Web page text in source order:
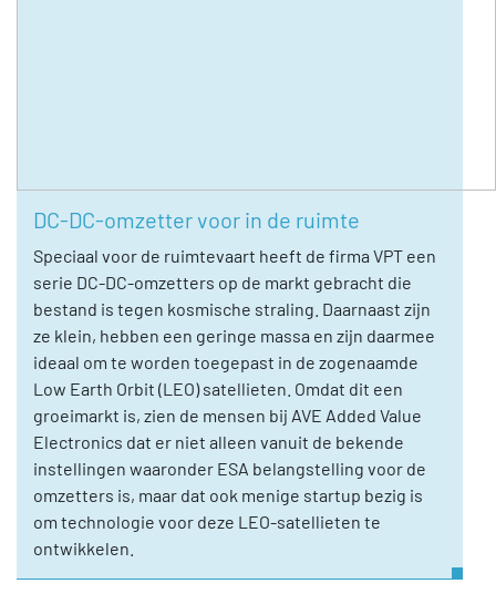
DC-DC-omzetter voor in de ruimte
Speciaal voor de ruimtevaart heeft de firma VPT een
serie DC-DC-omzetters op de markt gebracht die
bestand is tegen kosmische straling. Daarnaast zijn
ze klein, hebben een geringe massa en zijn daarmee
ideaal om te worden toegepast in de zogenaamde
Low Earth Orbit (LEO) satellieten. Omdat dit een
groeimarkt is, zien de mensen bij AVE Added Value
Electronics dat er niet alleen vanuit de bekende
instellingen waaronder ESA belangstelling voor de
omzetters is, maar dat ook menige startup bezig is
om technologie voor deze LEO-satellieten te
ontwikkelen.